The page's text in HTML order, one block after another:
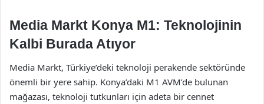
Media Markt Konya M1: Teknolojinin
Kalbi Burada Atıyor
Media Markt, Türkiye’deki teknoloji perakende sektöründe
önemli bir yere sahip. Konya’daki M1 AVM’de bulunan
mağazası, teknoloji tutkunları için adeta bir cennet